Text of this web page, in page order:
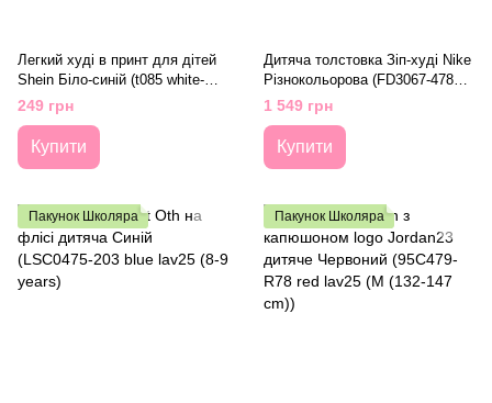
Легкий худі в принт для дітей
Shein Біло-синій (t085 white-
blue (100 см)
249 грн
Купити
Дитяча толстовка Зіп-худі Nike
Різнокольорова (FD3067-478
lav25 (13 years (XL))
1 549 грн
Купити
Пакунок Школяра Пакунок Школяра